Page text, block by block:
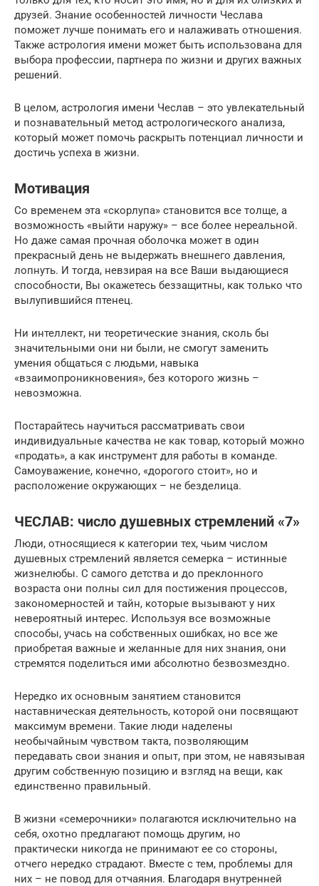
друзей. Знание особенностей личности Чеслава
поможет лучше понимать его и налаживать отношения.
Также астрология имени может быть использована для
выбора профессии, партнера по жизни и других важных
решений.
В целом, астрология имени Чеслав – это увлекательный
и познавательный метод астрологического анализа,
который может помочь раскрыть потенциал личности и
достичь успеха в жизни.
Мотивация
Со временем эта «скорлупа» становится все толще, а
возможность «выйти наружу» – все более нереальной.
Но даже самая прочная оболочка может в один
прекрасный день не выдержать внешнего давления,
лопнуть. И тогда, невзирая на все Ваши выдающиеся
способности, Вы окажетесь беззащитны, как только что
вылупившийся птенец.
Ни интеллект, ни теоретические знания, сколь бы
значительными они ни были, не смогут заменить
умения общаться с людьми, навыка
«взаимопроникновения», без которого жизнь –
невозможна.
Постарайтесь научиться рассматривать свои
индивидуальные качества не как товар, который можно
«продать», а как инструмент для работы в команде.
Самоуважение, конечно, «дорогого стоит», но и
расположение окружающих – не безделица.
ЧЕСЛАВ: число душевных стремлений «7»
Люди, относящиеся к категории тех, чьим числом
душевных стремлений является семерка – истинные
жизнелюбы. С самого детства и до преклонного
возраста они полны сил для постижения процессов,
закономерностей и тайн, которые вызывают у них
невероятный интерес. Используя все возможные
способы, учась на собственных ошибках, но все же
приобретая важные и желанные для них знания, они
стремятся поделиться ими абсолютно безвозмездно.
Нередко их основным занятием становится
наставническая деятельность, которой они посвящают
максимум времени. Такие люди наделены
необычайным чувством такта, позволяющим
передавать свои знания и опыт, при этом, не навязывая
другим собственную позицию и взгляд на вещи, как
единственно правильный.
В жизни «семерочники» полагаются исключительно на
себя, охотно предлагают помощь другим, но
практически никогда не принимают ее со стороны,
отчего нередко страдают. Вместе с тем, проблемы для
них – не повод для отчаяния. Благодаря внутренней